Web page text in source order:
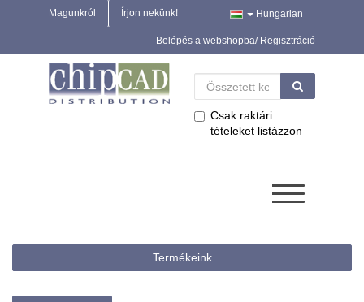
Magunkról Írjon nekünk! Hungarian
Belépés a webshopba/ Regisztráció
Csak raktári
tételeket listázzon
Termékeink